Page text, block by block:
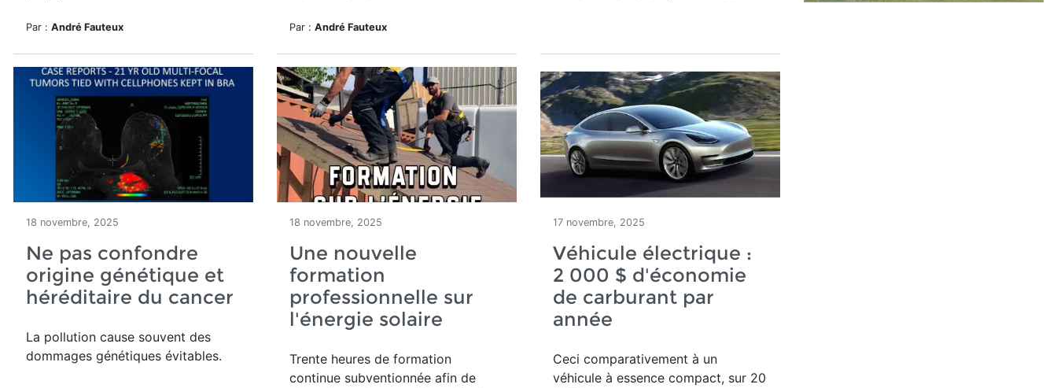
Par : André Fauteux Par : André Fauteux
18 novembre, 2025
Ne pas confondre
origine génétique et
héréditaire du cancer
La pollution cause souvent des
dommages génétiques évitables.
18 novembre, 2025
Une nouvelle
formation
professionnelle sur
l'énergie solaire
Trente heures de formation
continue subventionnée afin de
17 novembre, 2025
Véhicule électrique :
2 000 $ d'économie
de carburant par
année
Ceci comparativement à un
véhicule à essence compact, sur 20